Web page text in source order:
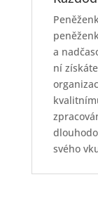
a
ní
svého